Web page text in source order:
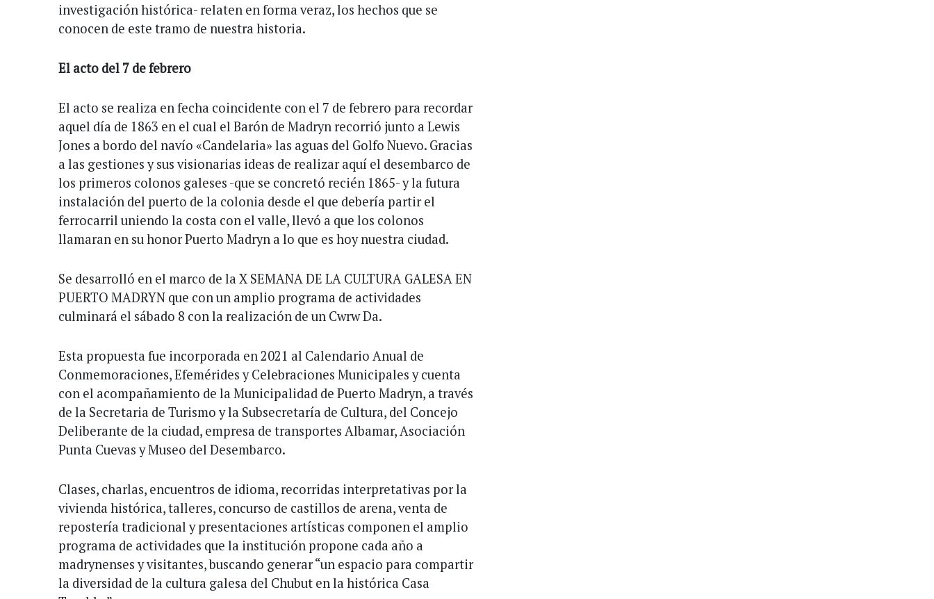
investigación histórica- relaten en forma veraz, los hechos que se
conocen de este tramo de nuestra historia.
El acto del 7 de febrero
El acto se realiza en fecha coincidente con el 7 de febrero para recordar
aquel día de 1863 en el cual el Barón de Madryn recorrió junto a Lewis
Jones a bordo del navío «Candelaria» las aguas del Golfo Nuevo. Gracias
a las gestiones y sus visionarias ideas de realizar aquí el desembarco de
los primeros colonos galeses -que se concretó recién 1865- y la futura
instalación del puerto de la colonia desde el que debería partir el
ferrocarril uniendo la costa con el valle, llevó a que los colonos
llamaran en su honor Puerto Madryn a lo que es hoy nuestra ciudad.
Se desarrolló en el marco de la X SEMANA DE LA CULTURA GALESA EN
PUERTO MADRYN que con un amplio programa de actividades
culminará el sábado 8 con la realización de un Cwrw Da.
Esta propuesta fue incorporada en 2021 al Calendario Anual de
Conmemoraciones, Efemérides y Celebraciones Municipales y cuenta
con el acompañamiento de la Municipalidad de Puerto Madryn, a través
de la Secretaria de Turismo y la Subsecretaría de Cultura, del Concejo
Deliberante de la ciudad, empresa de transportes Albamar, Asociación
Punta Cuevas y Museo del Desembarco.
Clases, charlas, encuentros de idioma, recorridas interpretativas por la
vivienda histórica, talleres, concurso de castillos de arena, venta de
repostería tradicional y presentaciones artísticas componen el amplio
programa de actividades que la institución propone cada año a
madrynenses y visitantes, buscando generar “un espacio para compartir
la diversidad de la cultura galesa del Chubut en la histórica Casa